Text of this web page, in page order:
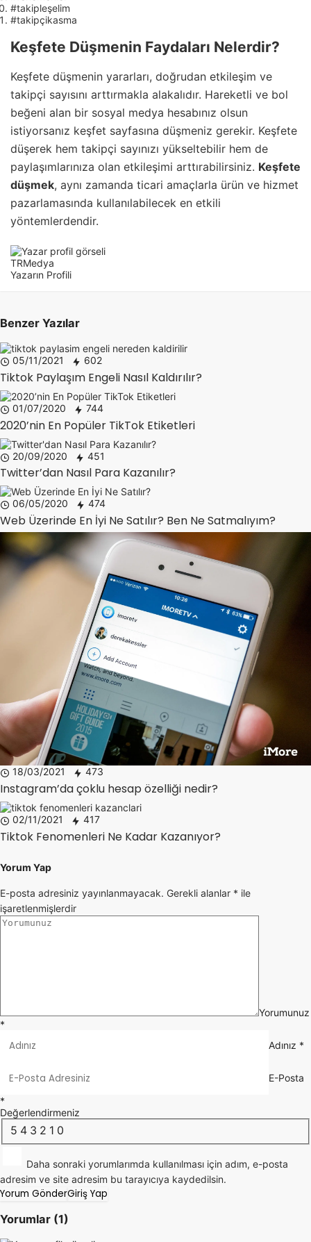
#takipleşelim
#takipçikasma
Keşfete Düşmenin Faydaları Nelerdir?
Keşfete düşmenin yararları, doğrudan etkileşim ve
takipçi sayısını arttırmakla alakalıdır. Hareketli ve bol
beğeni alan bir sosyal medya hesabınız olsun
istiyorsanız keşfet sayfasına düşmeniz gerekir. Keşfete
düşerek hem takipçi sayınızı yükseltebilir hem de
paylaşımlarınıza olan etkileşimi arttırabilirsiniz. Keşfete
düşmek, aynı zamanda ticari amaçlarla ürün ve hizmet
pazarlamasında kullanılabilecek en etkili
yöntemlerdendir.
TRMedya
Yazarın Profili
Benzer Yazılar
05/11/2021 602
Tiktok Paylaşım Engeli Nasıl Kaldırılır?
01/07/2020 744
2020’nin En Popüler TikTok Etiketleri
20/09/2020 451
Twitter’dan Nasıl Para Kazanılır?
06/05/2020 474
Web Üzerinde En İyi Ne Satılır? Ben Ne Satmalıyım?
18/03/2021 473
Instagram’da çoklu hesap özelliği nedir?
02/11/2021 417
Tiktok Fenomenleri Ne Kadar Kazanıyor?
Yorum Yap
E-posta adresiniz yayınlanmayacak. Gerekli alanlar * ile
işaretlenmişlerdir
Yorumunuz
*
Adınız *
E-Posta
*
Değerlendirmeniz
5 4 3 2 1 0
Daha sonraki yorumlarımda kullanılması için adım, e-posta
adresim ve site adresim bu tarayıcıya kaydedilsin.
Yorum GönderGiriş Yap
Yorumlar (1)